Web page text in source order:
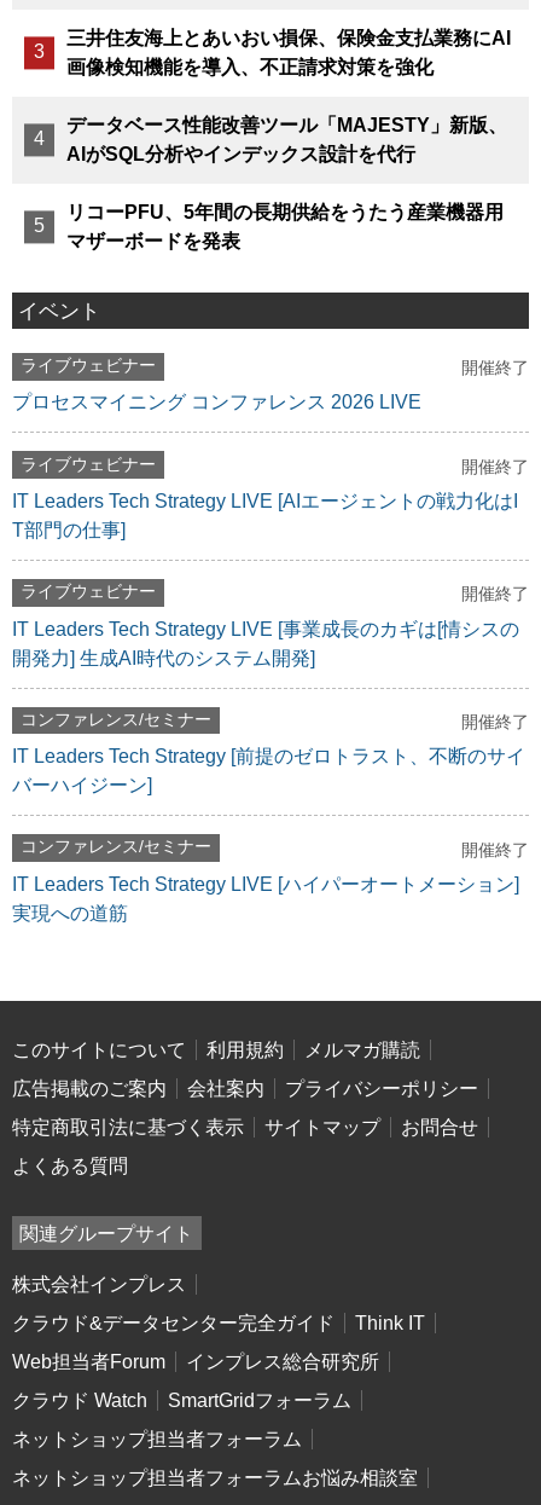
三井住友海上とあいおい損保、保険金支払業務にAI
画像検知機能を導入、不正請求対策を強化
データベース性能改善ツール「MAJESTY」新版、
AIがSQL分析やインデックス設計を代行
リコーPFU、5年間の長期供給をうたう産業機器用
マザーボードを発表
イベント
ライブウェビナー 開催終了
プロセスマイニング コンファレンス 2026 LIVE
ライブウェビナー 開催終了
IT Leaders Tech Strategy LIVE [AIエージェントの戦力化はI
T部門の仕事]
ライブウェビナー 開催終了
IT Leaders Tech Strategy LIVE [事業成長のカギは[情シスの
開発力] 生成AI時代のシステム開発]
コンファレンス/セミナー 開催終了
IT Leaders Tech Strategy [前提のゼロトラスト、不断のサイ
バーハイジーン]
コンファレンス/セミナー 開催終了
IT Leaders Tech Strategy LIVE [ハイパーオートメーション]
実現への道筋
このサイトについて 利用規約
メルマガ購読
広告掲載のご案内
会社案内
プライバシーポリシー
特定商取引法に基づく表示
サイトマップ
お問合せ
よくある質問
関連グループサイト
株式会社インプレス
クラウド&データセンター完全ガイド
Think IT
Web担当者Forum
インプレス総合研究所
クラウド Watch
SmartGridフォーラム
ネットショップ担当者フォーラム
ネットショップ担当者フォーラムお悩み相談室